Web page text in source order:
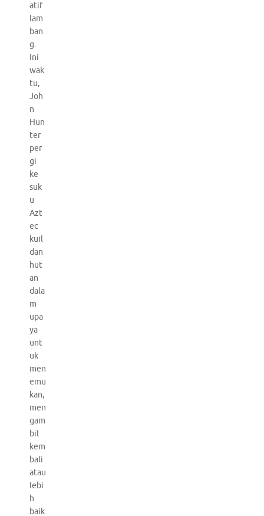
atif
lam
ban
g.
Ini
wak
tu,
Joh
n
Hun
ter
per
gi
ke
suk
u
Azt
ec
kuil
dan
hut
an
dala
m
upa
ya
unt
uk
men
emu
kan,
men
gam
bil
kem
bali
atau
lebi
h
baik